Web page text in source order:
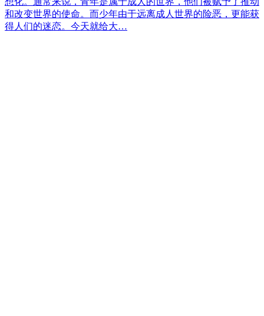
和改变世界的使命。而少年由于远离成人世界的险恶，更能获
得人们的迷恋。今天就给大…